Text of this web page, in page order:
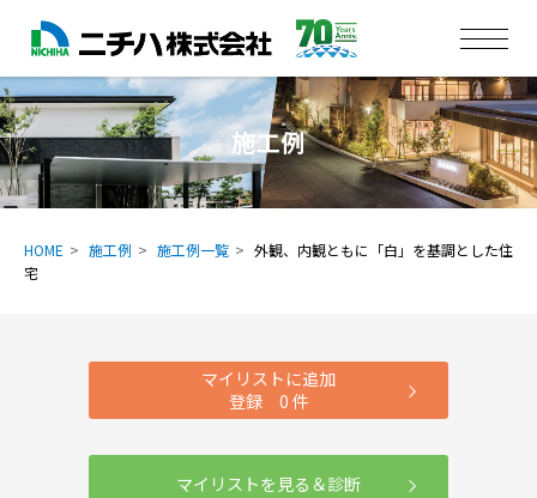
施工例
HOME 施工例 施工例一覧
外観、内観ともに「白」を基調とした住
宅
マイリストに追加
登録 0 件
マイリストを見る＆診断